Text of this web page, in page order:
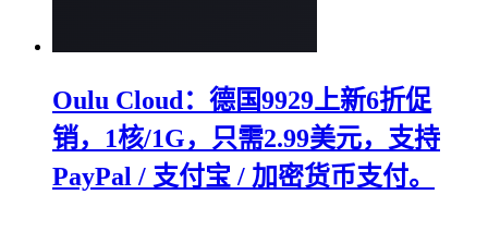
Oulu Cloud：德国9929上新6折促
销，1核/1G，只需2.99美元，支持
PayPal / 支付宝 / 加密货币支付。